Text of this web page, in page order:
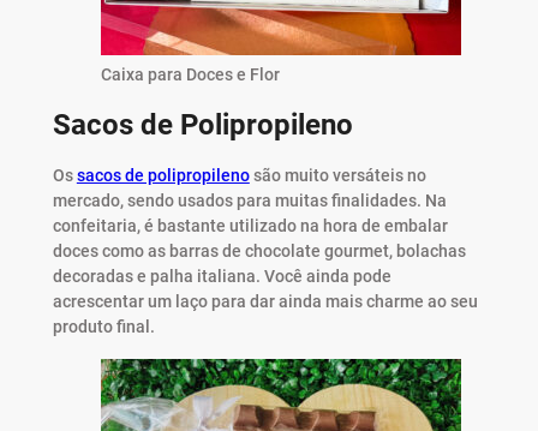
Caixa para Doces e Flor
Sacos de Polipropileno
Ossacos de polipropilenosão muito versáteis no
mercado, sendo usados para muitas finalidades. Na
confeitaria, é bastante utilizado na hora de embalar
doces como as barras de chocolate gourmet, bolachas
decoradas e palha italiana. Você ainda pode
acrescentar um laço para dar ainda mais charme ao seu
produto final.